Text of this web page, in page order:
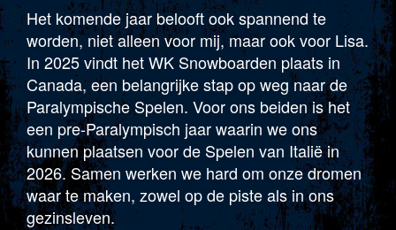
Het komende jaar belooft ook spannend te
worden, niet alleen voor mij, maar ook voor Lisa.
In 2025 vindt het WK Snowboarden plaats in
Canada, een belangrijke stap op weg naar de
Paralympische Spelen. Voor ons beiden is het
een pre-Paralympisch jaar waarin we ons
kunnen plaatsen voor de Spelen van Italië in
2026. Samen werken we hard om onze dromen
waar te maken, zowel op de piste als in ons
gezinsleven.